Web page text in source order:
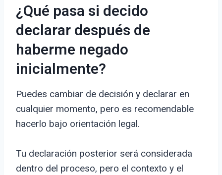
¿Qué pasa si decido
declarar después de
haberme negado
inicialmente?
Puedes cambiar de decisión y declarar en
cualquier momento, pero es recomendable
hacerlo bajo orientación legal.
Tu declaración posterior será considerada
dentro del proceso, pero el contexto y el